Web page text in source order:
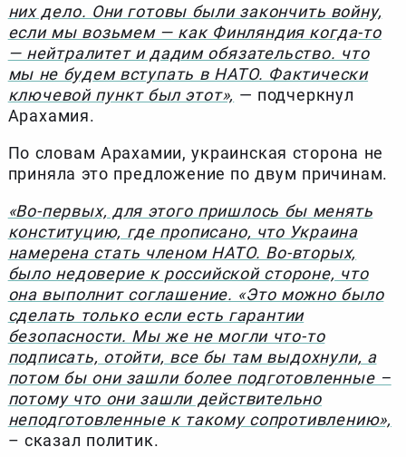
них дело. Они готовы были закончить войну,
если мы возьмем — как Финляндия когда-то
— нейтралитет и дадим обязательство. что
мы не будем вступать в НАТО. Фактически
ключевой пункт был этот», — подчеркнул
Арахамия.
По словам Арахамии, украинская сторона не
приняла это предложение по двум причинам.
«Во-первых, для этого пришлось бы менять
конституцию, где прописано, что Украина
намерена стать членом НАТО. Во-вторых,
было недоверие к российской стороне, что
она выполнит соглашение. «Это можно было
сделать только если есть гарантии
безопасности. Мы же не могли что-то
подписать, отойти, все бы там выдохнули, а
потом бы они зашли более подготовленные –
потому что они зашли действительно
неподготовленные к такому сопротивлению»,
– сказал политик.